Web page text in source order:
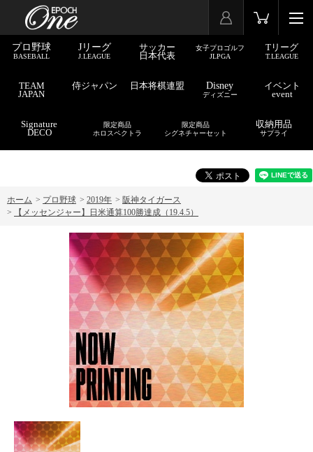
プロ野球
BASEBALL
Jリーグ
J.LEAGUE
サッカー
日本代表
女子プロゴルフ
JLPGA
Tリーグ
T.LEAGUE
TEAM
JAPAN
侍ジャパン 日本将棋連盟 Disney
ディズニー
イベント
event
Signature
DECO
限定商品
ホロスペクトラ
限定商品
シグネチャーセット
収納用品
サプライ
ホーム > プロ野球 > 2019年 > 阪神タイガース
>
【メッセンジャー】日米通算100勝達成（19.4.5）